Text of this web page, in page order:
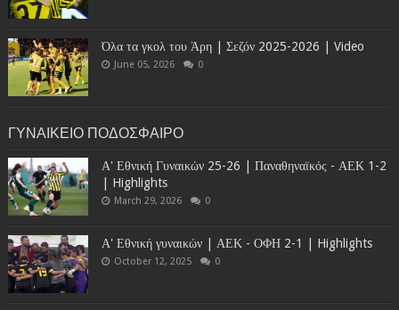
Όλα τα γκολ του Άρη | Σεζόν 2025-2026 | Video
June 05, 2026 0
ΓΥΝΑΙΚΕΙΟ ΠΟΔΟΣΦΑΙΡΟ
Α' Εθνική Γυναικών 25-26 | Παναθηναϊκός - ΑΕΚ 1-2
| Highlights
March 29, 2026 0
Α' Εθνική γυναικών | ΑΕΚ - ΟΦΗ 2-1 | Highlights
October 12, 2025 0